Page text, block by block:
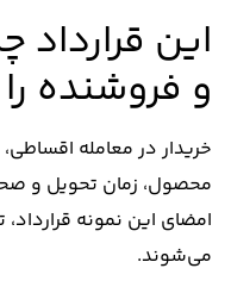
این
و فروشنده
خریدار در معامله
محصول، زمان تحویل و
امضای این نمونه
می‌شوند.